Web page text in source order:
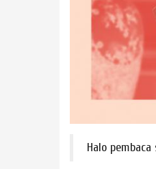
Halo